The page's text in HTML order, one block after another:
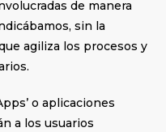
de manera
sin la
agiliza los procesos y
o aplicaciones
a los usuarios